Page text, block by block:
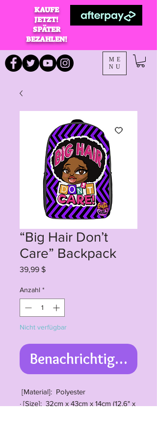
KAUFE
JETZT!
SPÄTER
BEZAHLEN!
ME
NU
“Big Hair Don’t
Care” Backpack
39,99 $Preis
Anzahl *
Nicht verfügbar
Benachrichtigen
[Material]: Polyester
· [Size]: 32cm x 43cm x 14cm (12.6" x